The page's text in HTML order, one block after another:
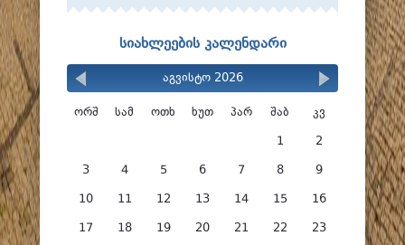
ხელოვნებათმცოდნეობითი ეტიუდები
სახელმძღვანელოები და ნაშრომები
სიახლეების კალენდარი
აგვისტო 2026
ორშ სამ ოთხ ხუთ პარ შაბ კვ
1 2
3 4 5 6 7 8 9
10 11 12 13 14 15 16
17 18 19 20 21 22 23